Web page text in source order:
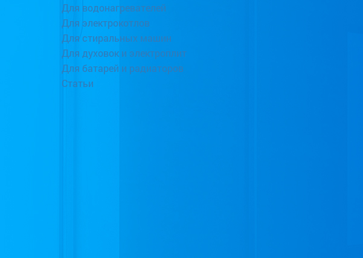
Для водонагревателей
Для электрокотлов
Для стиральных машин
Для духовок и электроплит
Для батарей и радиаторов
Статьи